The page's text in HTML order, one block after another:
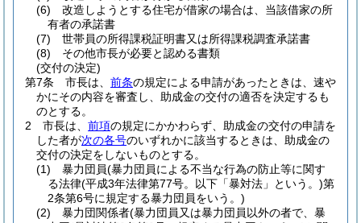
(6)
改造しようとする住宅が借家の場合は、当該借家の所
有者の承諾書
(7)
世帯員の所得課税証明書又は所得課税調査承諾書
(8)
その他市長が必要と認める書類
(交付の決定)
第7条
市長は、 前条の規定による申請があったときは、速や
かにその内容を審査し、助成金の交付の適否を決定するも
のとする。
2
市長は、 前項の規定にかかわらず、助成金の交付の申請を
した者が次の各号のいずれかに該当するときは、助成金の
交付の決定をしないものとする。
(1)
暴力団員(暴力団員による不当な行為の防止等に関す
る法律(平成3年法律第77号。以下「暴対法」という。)第
2条第6号に規定する暴力団員をいう。)
(2)
暴力団関係者(暴力団員又は暴力団員以外の者で、暴